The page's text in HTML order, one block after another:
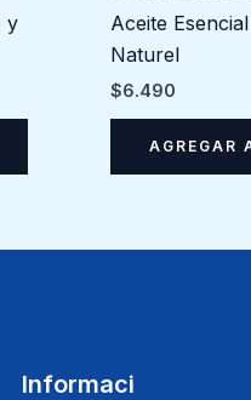
y
Aceite
Naturel
$6.490
AGREGAR
Informaci